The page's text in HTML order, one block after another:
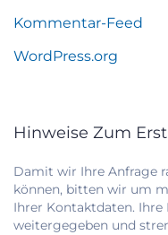
Kommentar-Feed
WordPress.org
Hinweise Zum
Damit wir Ihre Anfrage
können, bitten wir um
Ihrer Kontaktdaten.
weitergegeben und